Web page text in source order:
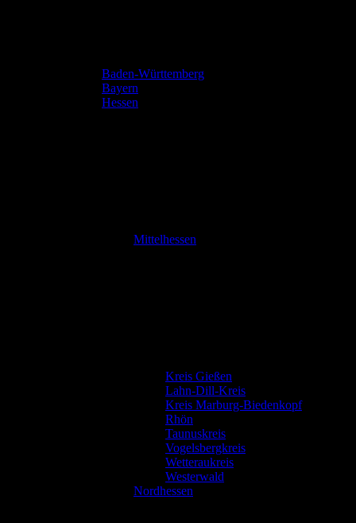
Baden-Württemberg
Bayern
Hessen
Mittelhessen
Kreis Gießen
Lahn-Dill-Kreis
Kreis Marburg-Biedenkopf
Rhön
Taunuskreis
Vogelsbergkreis
Wetteraukreis
Westerwald
Nordhessen